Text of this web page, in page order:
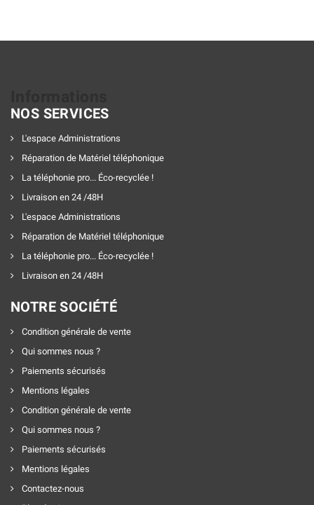
NOS SERVICES
L'espace Administrations
Réparation de Matériel téléphonique
La téléphonie pro... Éco-recyclée !
Livraison en 24 /48H
L'espace Administrations
Réparation de Matériel téléphonique
La téléphonie pro... Éco-recyclée !
Livraison en 24 /48H
NOTRE SOCIÉTÉ
Condition générale de vente
Qui sommes nous ?
Paiements sécurisés
Mentions légales
Condition générale de vente
Qui sommes nous ?
Paiements sécurisés
Mentions légales
Contactez-nous